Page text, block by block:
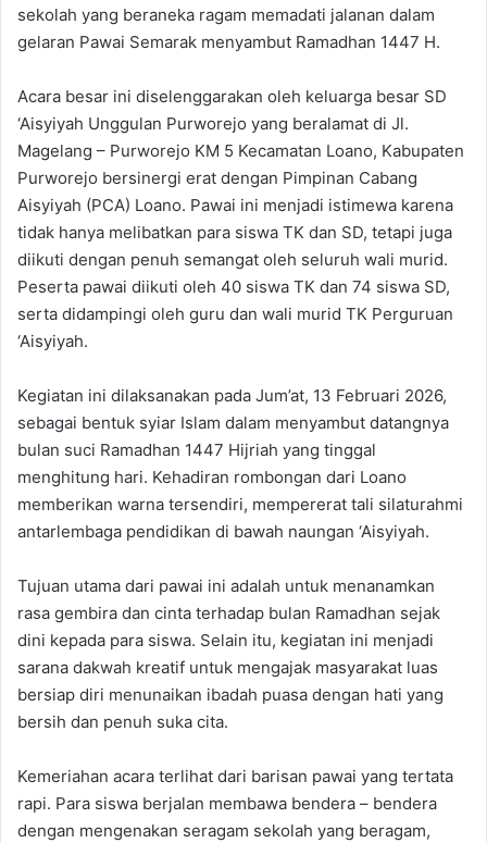
sekolah yang beraneka ragam memadati jalanan dalam
gelaran Pawai Semarak menyambut Ramadhan 1447 H.
Acara besar ini diselenggarakan oleh keluarga besar SD
‘Aisyiyah Unggulan Purworejo yang beralamat di Jl.
Magelang – Purworejo KM 5 Kecamatan Loano, Kabupaten
Purworejo bersinergi erat dengan Pimpinan Cabang
Aisyiyah (PCA) Loano. Pawai ini menjadi istimewa karena
tidak hanya melibatkan para siswa TK dan SD, tetapi juga
diikuti dengan penuh semangat oleh seluruh wali murid.
Peserta pawai diikuti oleh 40 siswa TK dan 74 siswa SD,
serta didampingi oleh guru dan wali murid TK Perguruan
‘Aisyiyah.
Kegiatan ini dilaksanakan pada Jum’at, 13 Februari 2026,
sebagai bentuk syiar Islam dalam menyambut datangnya
bulan suci Ramadhan 1447 Hijriah yang tinggal
menghitung hari. Kehadiran rombongan dari Loano
memberikan warna tersendiri, mempererat tali silaturahmi
antarlembaga pendidikan di bawah naungan ‘Aisyiyah.
Tujuan utama dari pawai ini adalah untuk menanamkan
rasa gembira dan cinta terhadap bulan Ramadhan sejak
dini kepada para siswa. Selain itu, kegiatan ini menjadi
sarana dakwah kreatif untuk mengajak masyarakat luas
bersiap diri menunaikan ibadah puasa dengan hati yang
bersih dan penuh suka cita.
Kemeriahan acara terlihat dari barisan pawai yang tertata
rapi. Para siswa berjalan membawa bendera – bendera
dengan mengenakan seragam sekolah yang beragam,